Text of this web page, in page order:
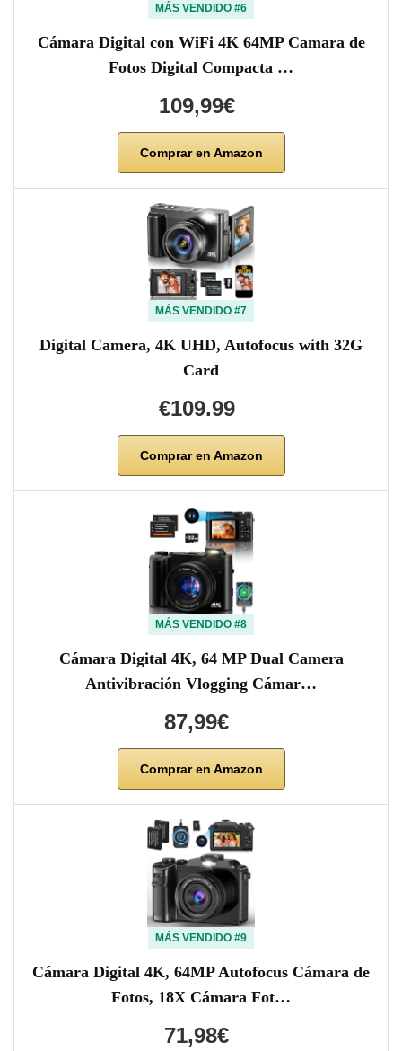
MÁS VENDIDO #6
Cámara Digital con WiFi 4K 64MP Camara de
Fotos Digital Compacta …
109,99€
Comprar en Amazon
MÁS VENDIDO #7
Digital Camera, 4K UHD, Autofocus with 32G
Card
€109.99
Comprar en Amazon
MÁS VENDIDO #8
Cámara Digital 4K, 64 MP Dual Camera
Antivibración Vlogging Cámar…
87,99€
Comprar en Amazon
MÁS VENDIDO #9
Cámara Digital 4K, 64MP Autofocus Cámara de
Fotos, 18X Cámara Fot…
71,98€